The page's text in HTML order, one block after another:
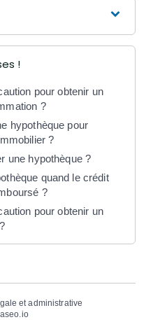
!
pour obtenir un
?
hypothèque pour
?
une hypothèque ?
quand le crédit
?
pour obtenir un
et administrative